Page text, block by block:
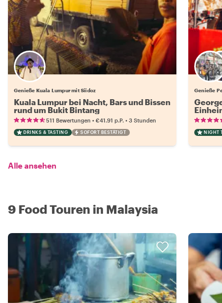
Genieße Kuala Lumpur mit Siidoz
Kuala Lumpur bei Nacht, Bars und Bissen
rund um Bukit Bintang
511 Bewertungen • €41.91 p.P. • 3 Stunden
DRINKS & TASTING SOFORT BESTÄTIGT
Genieße
NIGHT
Alle ansehen
9 Food Touren in Malaysia